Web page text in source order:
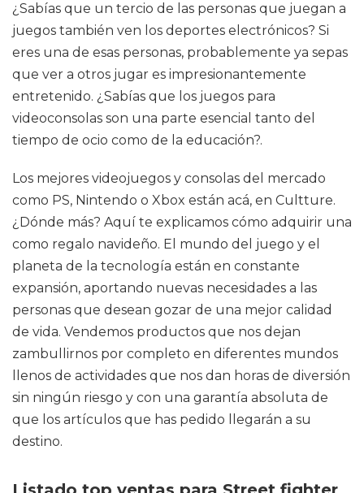
¿Sabías que un tercio de las personas que juegan a
juegos también ven los deportes electrónicos? Si
eres una de esas personas, probablemente ya sepas
que ver a otros jugar es impresionantemente
entretenido. ¿Sabías que los juegos para
videoconsolas son una parte esencial tanto del
tiempo de ocio como de la educación?.
Los mejores videojuegos y consolas del mercado
como PS, Nintendo o Xbox están acá, en Cultture.
¿Dónde más? Aquí te explicamos cómo adquirir una
como regalo navideño. El mundo del juego y el
planeta de la tecnología están en constante
expansión, aportando nuevas necesidades a las
personas que desean gozar de una mejor calidad
de vida. Vendemos productos que nos dejan
zambullirnos por completo en diferentes mundos
llenos de actividades que nos dan horas de diversión
sin ningún riesgo y con una garantía absoluta de
que los artículos que has pedido llegarán a su
destino.